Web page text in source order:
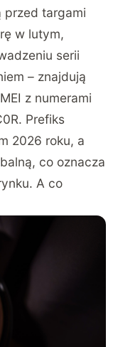
przed targami
w lutym,
serii
– znajdują
z numerami
Prefiks
2026 roku, a
co oznacza
A co